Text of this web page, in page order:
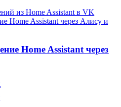
Home Assistant через